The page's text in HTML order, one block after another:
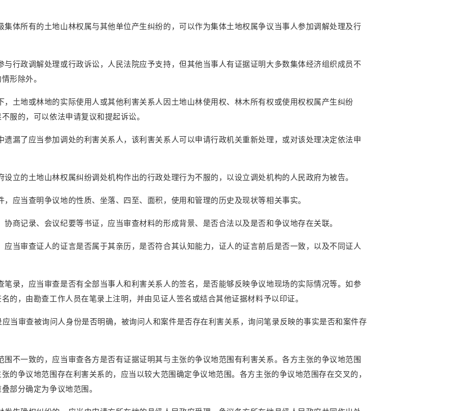
集体所有的土地山林权属与其他单位产生纠纷的，可以作为集体土地权属争议当事人参加调解处理及行
与行政调解处理或行政诉讼，人民法院应予支持，但其他当事人有证据证明大多数集体经济组织成员不
形除外。
，土地或林地的实际使用人或其他利害关系人因土地山林使用权、林木所有权或使用权权属产生纠纷
服的，可以依法申请复议和提起诉讼。
遗漏了应当参加调处的利害关系人，该利害关系人可以申请行政机关重新处理，或对该处理决定依法申
设立的土地山林权属纠纷调处机构作出的行政处理行为不服的，以设立调处机构的人民政府为被告。
，应当查明争议地的性质、坐落、四至、面积，使用和管理的历史及现状等相关事实。
协商记录、会议纪要等书证，应当审查材料的形成背景、是否合法以及是否和争议地存在关联。
应当审查证人的证言是否属于其亲历，是否符合其认知能力，证人的证言前后是否一致，以及不同证人
笔录，应当审查是否有全部当事人和利害关系人的签名，是否能够反映争议地现场的实际情况等。如参
的，由勘查工作人员在笔录上注明，并由见证人签名或结合其他证据材料予以印证。
当审查被询问人身份是否明确，被询问人和案件是否存在利害关系，询问笔录反映的事实是否和案件存
围不一致的，应当审查各方是否有证据证明其与主张的争议地范围有利害关系。各方主张的争议地范围
的争议地范围存在利害关系的，应当以较大范围确定争议地范围。各方主张的争议地范围存在交叉的，
部分确定为争议地范围。